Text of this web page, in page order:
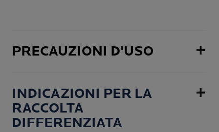
PRECAUZIONI D'USO
INDICAZIONI PER LA
RACCOLTA
DIFFERENZIATA